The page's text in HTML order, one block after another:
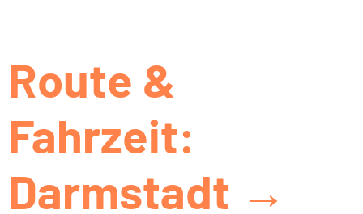
Route &
Fahrzeit:
Darmstadt →